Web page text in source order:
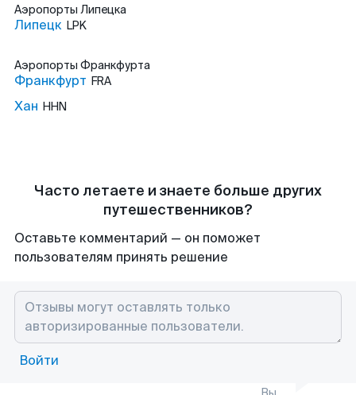
Аэропорты Липецка
Липецк LPK
Аэропорты Франкфурта
Франкфурт FRA
Хан HHN
Часто летаете и знаете больше других
путешественников?
Оставьте комментарий — он поможет
пользователям принять решение
Войти